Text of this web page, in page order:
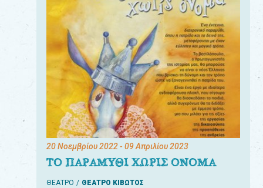
20 Νοεμβρίου 2022- 09 Απριλίου 2023
ΤΟ ΠΑΡΑΜΥΘΙ ΧΩΡΙΣ ΟΝΟΜΑ
ΘΕΑΤΡΟ ΘΕΑΤΡΟ ΚΙΒΩΤΟΣ